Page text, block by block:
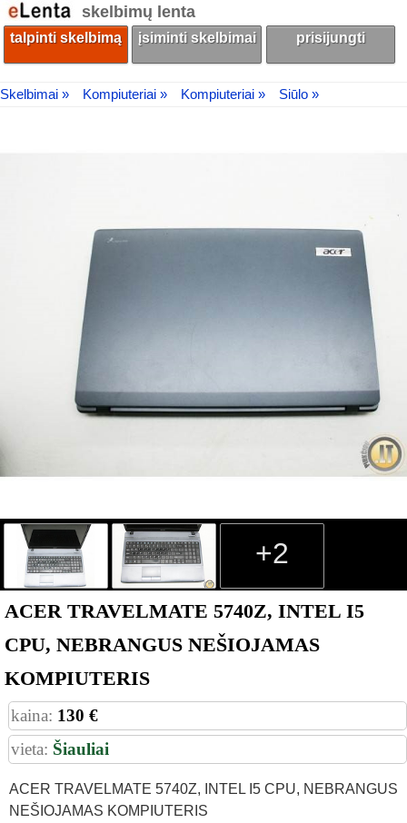
skelbimų lenta
talpinti skelbimą įsiminti skelbimai prisijungti
Skelbimai » Kompiuteriai » Kompiuteriai » Siūlo »
+2
ACER TRAVELMATE 5740Z, INTEL I5
CPU, NEBRANGUS NEŠIOJAMAS
KOMPIUTERIS
kaina: 130 €
vieta: Šiauliai
ACER TRAVELMATE 5740Z, INTEL I5 CPU, NEBRANGUS
NEŠIOJAMAS KOMPIUTERIS